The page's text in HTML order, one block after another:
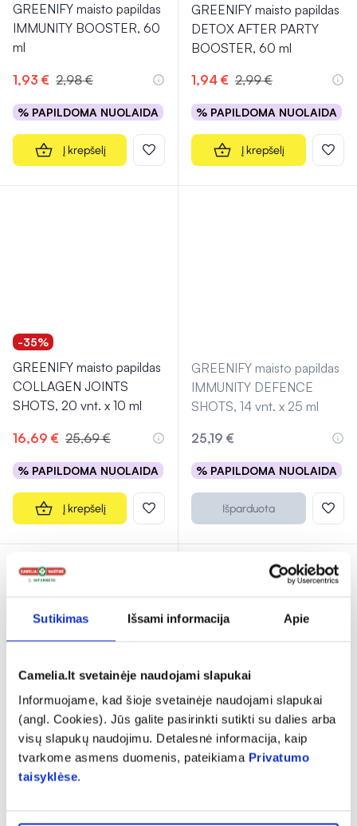
Sutikimas Išsami informacija Apie
Camelia.lt svetainėje naudojami slapukai
Informuojame, kad šioje svetainėje naudojami slapukai
(angl. Cookies). Jūs galite pasirinkti sutikti su dalies arba
visų slapukų naudojimu. Detalesnė informacija, kaip
tvarkome asmens duomenis, pateikiama Privatumo
taisyklėse.
GREENIFY maisto papildas
IMMUNITY BOOSTER, 60
ml
1,93 € 2,98 €
% PAPILDOMA NUOLAIDA
Į krepšelį
GREENIFY maisto papildas
DETOX AFTER PARTY
BOOSTER, 60 ml
1,94 € 2,99 €
% PAPILDOMA NUOLAIDA
Į krepšelį
-35%
GREENIFY maisto papildas
COLLAGEN JOINTS
SHOTS, 20 vnt. x 10 ml
16,69 € 25,69 €
% PAPILDOMA NUOLAIDA
Į krepšelį
GREENIFY maisto papildas
IMMUNITY DEFENCE
SHOTS, 14 vnt. x 25 ml
25,19 €
% PAPILDOMA NUOLAIDA
Išparduota
-35%
GREENIFY maisto papildas
ENERGY BOOSTER, 60
ml